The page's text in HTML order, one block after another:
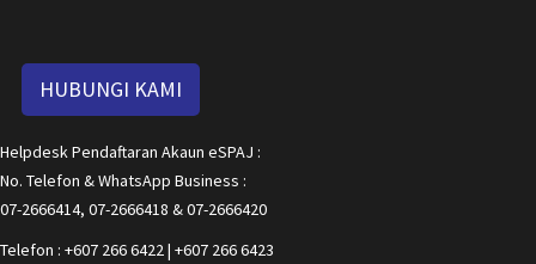
HUBUNGI KAMI
Helpdesk Pendaftaran Akaun eSPAJ :
No. Telefon & WhatsApp Business :
07-2666414, 07-2666418 & 07-2666420
Telefon : +607 266 6422 | +607 266 6423